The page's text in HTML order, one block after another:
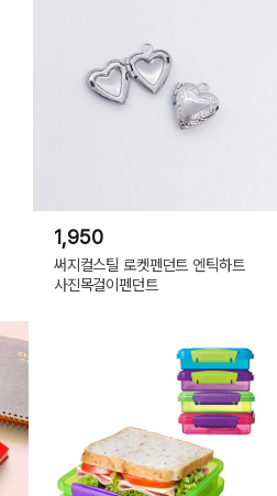
1,950
써지컬스틸 로켓펜던트 엔틱하트
사진목걸이펜던트